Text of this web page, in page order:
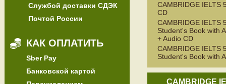
Службой доставки СДЭК
Почтой России
КАК ОПЛАТИТЬ
Sber Pay
Банковской картой
CAMBRIDGE IELTS
CD
CAMBRIDGE IELTS
Student's Book with
+ Audio CD
CAMBRIDGE IELTS
Student's Book with
CAMBRIDGE